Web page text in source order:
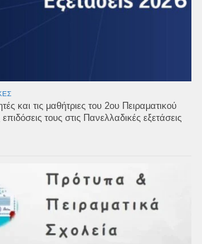
και τις μαθήτριες του 2ου Πειραματικού
τους στις Πανελλαδικές εξετάσεις